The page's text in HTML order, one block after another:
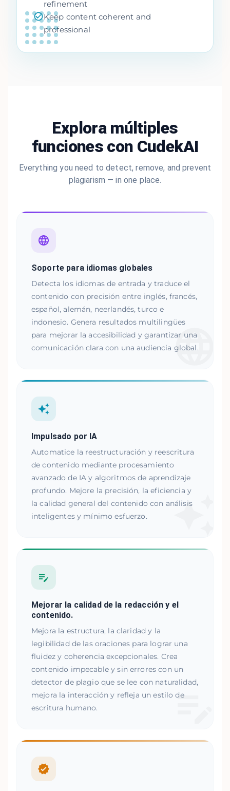
refinement
Keep content coherent and
professional
Explora múltiples
funciones con CudekAI
Everything you need to detect, remove, and prevent
plagiarism — in one place.
Soporte para idiomas globales
Detecta los idiomas de entrada y traduce el
contenido con precisión entre inglés, francés,
español, alemán, neerlandés, turco e
indonesio. Genera resultados multilingües
para mejorar la accesibilidad y garantizar una
comunicación clara con una audiencia global.
Impulsado por IA
Automatice la reestructuración y reescritura
de contenido mediante procesamiento
avanzado de IA y algoritmos de aprendizaje
profundo. Mejore la precisión, la eficiencia y
la calidad general del contenido con análisis
inteligentes y mínimo esfuerzo.
Mejorar la calidad de la redacción y el
contenido.
Mejora la estructura, la claridad y la
legibilidad de las oraciones para lograr una
fluidez y coherencia excepcionales. Crea
contenido impecable y sin errores con un
detector de plagio que se lee con naturalidad,
mejora la interacción y refleja un estilo de
escritura humano.